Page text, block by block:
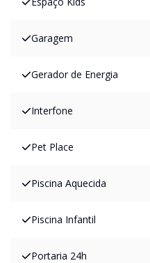
Garagem
Gerador de Energia
Interfone
Pet Place
Piscina Aquecida
Piscina Infantil
Portaria 24h